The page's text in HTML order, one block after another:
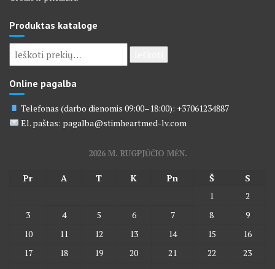
Produktas kataloge
Ieškoti:
Online pagalba
Telefonas (darbo dienomis 09:00–18:00): +37061234887
El. paštas: pagalba@stimheartmed-lv.com
2026 M. RUGPJŪČIO MĖN.
Pr A T K Pn Š
S
1
2
3
4 5 6 7 8
9
10
11 12 13 14 15
16
17
18 19 20 21 22
23